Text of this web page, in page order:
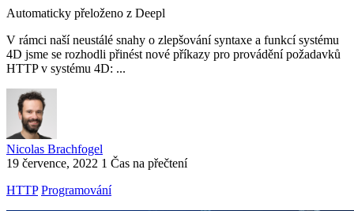
Automaticky přeloženo z Deepl
V rámci naší neustálé snahy o zlepšování syntaxe a funkcí systému
4D jsme se rozhodli přinést nové příkazy pro provádění požadavků
HTTP v systému 4D: ...
Nicolas Brachfogel
19 července, 2022 1 Čas na přečtení
HTTP Programování